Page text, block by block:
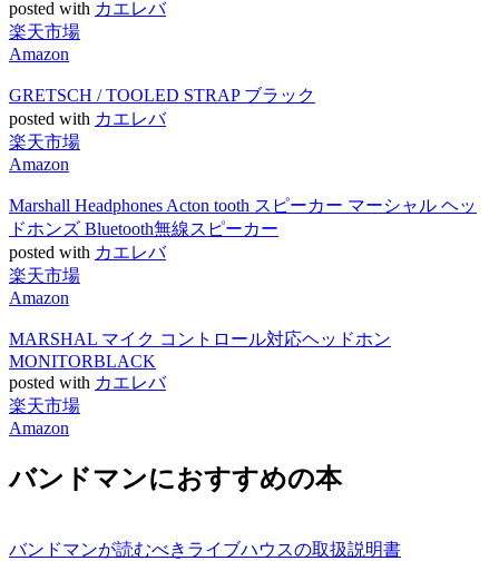
posted with カエレバ
楽天市場
Amazon
GRETSCH / TOOLED STRAP ブラック
posted with カエレバ
楽天市場
Amazon
Marshall Headphones Acton tooth スピーカー マーシャル ヘッ
ドホンズ Bluetooth無線スピーカー
posted with カエレバ
楽天市場
Amazon
MARSHAL マイク コントロール対応ヘッドホン
MONITORBLACK
posted with カエレバ
楽天市場
Amazon
バンドマンにおすすめの本
バンドマンが読むべきライブハウスの取扱説明書